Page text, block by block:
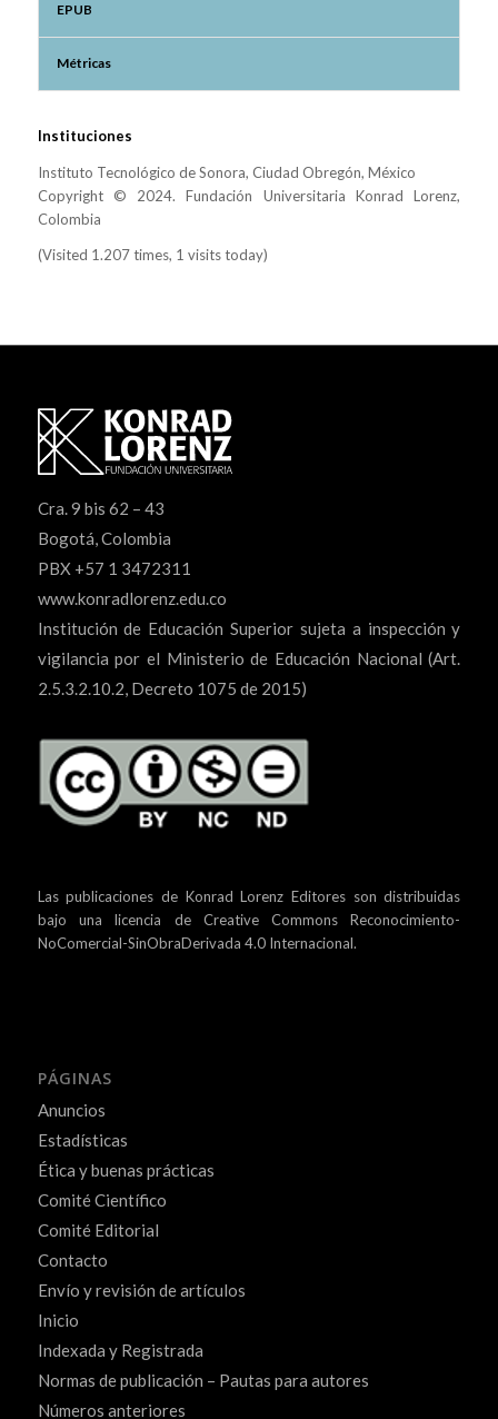
EPUB
Métricas
Instituciones
Instituto Tecnológico de Sonora, Ciudad Obregón, México
Copyright © 2024. Fundación Universitaria Konrad Lorenz,
Colombia
(Visited 1.207 times, 1 visits today)
Cra. 9 bis 62 – 43
Bogotá, Colombia
PBX +57 1 3472311
www.konradlorenz.edu.co
Institución de Educación Superior sujeta a inspección y
vigilancia por el Ministerio de Educación Nacional (Art.
2.5.3.2.10.2, Decreto 1075 de 2015)
Las publicaciones de Konrad Lorenz Editores son distribuidas
bajo unalicencia de Creative Commons Reconocimiento-
NoComercial-SinObraDerivada 4.0 Internacional.
PÁGINAS
Anuncios
Estadísticas
Ética y buenas prácticas
Comité Científico
Comité Editorial
Contacto
Envío y revisión de artículos
Inicio
Indexada y Registrada
Normas de publicación – Pautas para autores
Números anteriores